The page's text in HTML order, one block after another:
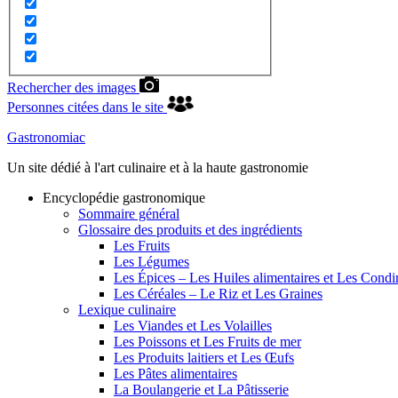
Rechercher des images
Personnes citées dans le site
Gastronomiac
Un site dédié à l'art culinaire et à la haute gastronomie
Encyclopédie gastronomique
Sommaire général
Glossaire des produits et des ingrédients
Les Fruits
Les Légumes
Les Épices – Les Huiles alimentaires et Les
Les Céréales – Le Riz et Les Graines
Lexique culinaire
Les Viandes et Les Volailles
Les Poissons et Les Fruits de mer
Les Produits laitiers et Les Œufs
Les Pâtes alimentaires
La Boulangerie et La Pâtisserie